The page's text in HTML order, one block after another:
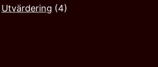
Utvärdering (4)